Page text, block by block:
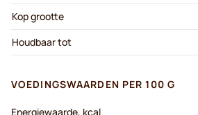
Kop grootte
Houdbaar tot
VOEDINGSWAARDEN PER 100 G
Energiewaarde, kcal